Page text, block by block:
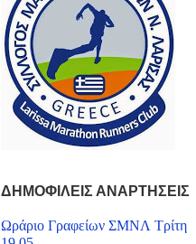
ΔΗΜΟΦΙΛΕΙΣ ΑΝΑΡΤΗΣΕΙΣ
Ωράριο Γραφείων ΣΜΝΛ Τρίτη